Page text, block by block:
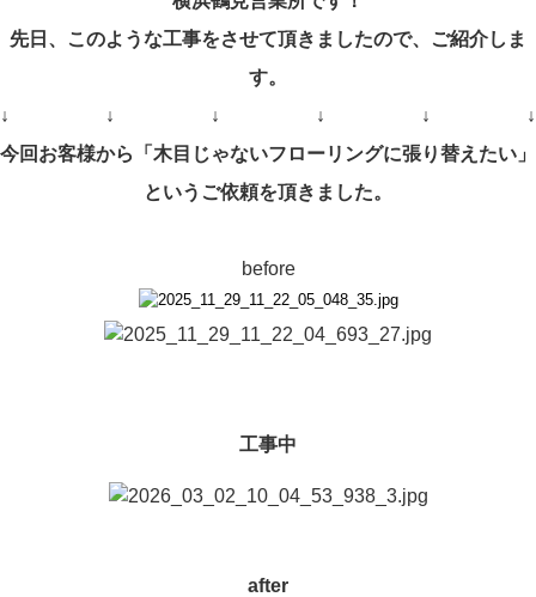
先日、このような工事をさせて頂きましたので、ご紹介しま
す。
↓ ↓ ↓ ↓ ↓ ↓
今回お客様から「木目じゃないフローリングに張り替えたい」
というご依頼を頂きました。
before
工事中
after